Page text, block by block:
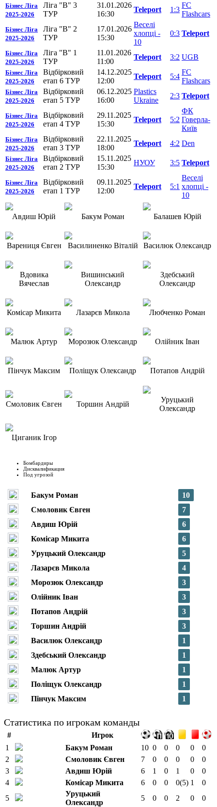
Бізнес Ліга
2025-2026
Ліга "В" 3
ТУР
31.01.2026
16:30
Teleport 1:3
FC
Flashcars
Бізнес Ліга
2025-2026
Ліга "В" 2
ТУР
17.01.2026
15:30
Веселі
хлопці -
10
0:3 Teleport
Бізнес Ліга
2025-2026
Ліга "В" 1
ТУР
11.01.2026
11:00
Teleport 3:2 UGB
Бізнес Ліга
2025-2026
Відбірковий
етап 6 ТУР
14.12.2025
12:00
Teleport 5:4
FC
Flashcars
Бізнес Ліга
2025-2026
Відбірковий
етап 5 ТУР
06.12.2025
16:00
Plastics
Ukraine
2:3 Teleport
Бізнес Ліга
2025-2026
Відбірковий
етап 4 ТУР
29.11.2025
15:30
Teleport 5:2
ФК
Говерла-
Київ
Бізнес Ліга
2025-2026
Відбірковий
етап 3 ТУР
22.11.2025
18:00
Teleport 4:2 Den
Бізнес Ліга
2025-2026
Відбірковий
етап 2 ТУР
15.11.2025
15:30
НУОУ 3:5 Teleport
Бізнес Ліга
2025-2026
Відбірковий
етап 1 ТУР
09.11.2025
12:00
Teleport 5:1
Веселі
хлопці -
10
Авдиш Юрій Бакум Роман Балашев Юрій
Варениця Євген Василиненко Віталій Василюк Олександр
Вдовика
Вячеслав
Вишинський
Олександр
Здебський
Олександр
Комісар Микита Лазарєв Микола Любченко Роман
Малюк Артур Морозюк Олександр Олійник Іван
Пінчук Максим Поліщук Олександр Потапов Андрій
Смоловик Євген Торшин Андрій
Уруцький
Олександр
Циганик Ігор
Бомбардиры
Дисквалификация
Под угрозой
Бакум Роман
10
Смоловик Євген
7
Авдиш Юрій
6
Комісар Микита
6
Уруцький Олександр
5
Лазарєв Микола
4
Морозюк Олександр
3
Олійник Іван
3
Потапов Андрій
3
Торшин Андрій
3
Василюк Олександр
1
Здебський Олександр
1
Малюк Артур
1
Поліщук Олександр
1
Пінчук Максим
1
Статистика по игрокам команды
#
Игрок
1
Бакум Роман 10 0 0 0 0
0
2
Смоловик Євген 7 0 0 0 0
0
3
Авдиш Юрій 6 1 0 1 0
0
4
Комісар Микита 6 0 0 0(5) 1
0
5
Уруцький
Олександр
5 0 0 2 0
0